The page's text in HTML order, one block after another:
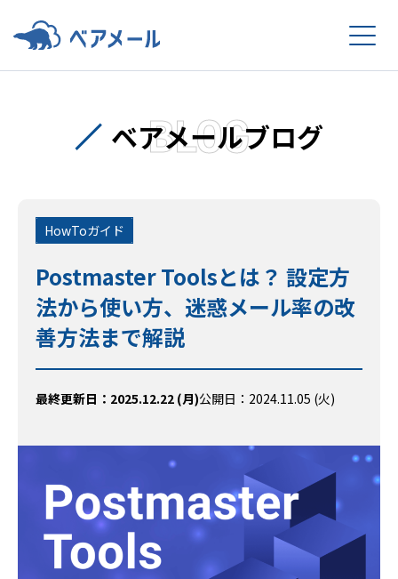
BLOG
ベアメールブログ
HowToガイド
Postmaster Toolsとは？ 設定方
法から使い方、迷惑メール率の改
善方法まで解説
最終更新日：2025.12.22 (月)公開日：2024.11.05 (火)